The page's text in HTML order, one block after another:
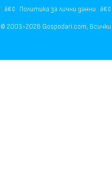
Политика за лични данни
© 2003-2026 Gospodari.com, Всички